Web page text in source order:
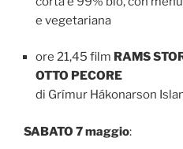
e vegetariana
ore 21,45 film RAMS
OTTO PECORE
di Grímur Hákonarson
SABATO 7 maggio: